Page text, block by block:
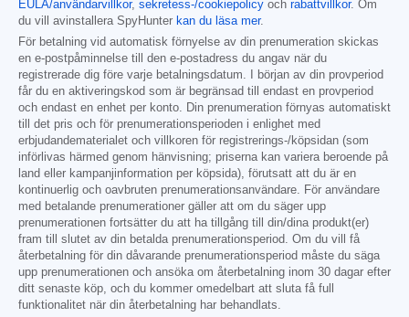
EULA/användarvillkor, sekretess-/cookiepolicy och rabattvillkor. Om
du vill avinstallera SpyHunter kan du läsa mer.
För betalning vid automatisk förnyelse av din prenumeration skickas
en e-postpåminnelse till den e-postadress du angav när du
registrerade dig före varje betalningsdatum. I början av din provperiod
får du en aktiveringskod som är begränsad till endast en provperiod
och endast en enhet per konto. Din prenumeration förnyas automatiskt
till det pris och för prenumerationsperioden i enlighet med
erbjudandematerialet och villkoren för registrerings-/köpsidan (som
införlivas härmed genom hänvisning; priserna kan variera beroende på
land eller kampanjinformation per köpsida), förutsatt att du är en
kontinuerlig och oavbruten prenumerationsanvändare. För användare
med betalande prenumerationer gäller att om du säger upp
prenumerationen fortsätter du att ha tillgång till din/dina produkt(er)
fram till slutet av din betalda prenumerationsperiod. Om du vill få
återbetalning för din dåvarande prenumerationsperiod måste du säga
upp prenumerationen och ansöka om återbetalning inom 30 dagar efter
ditt senaste köp, och du kommer omedelbart att sluta få full
funktionalitet när din återbetalning har behandlats.